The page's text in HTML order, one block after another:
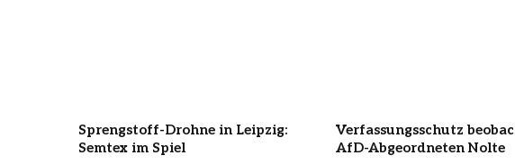
Sprengstoff-Drohne in Leipzig:
Semtex im Spiel
Verfassungsschutz
AfD-Abgeordneten Nolte